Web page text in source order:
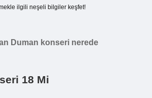
ilgili neşeli bilgiler keşfet!
Duman konseri nerede
18 Mi